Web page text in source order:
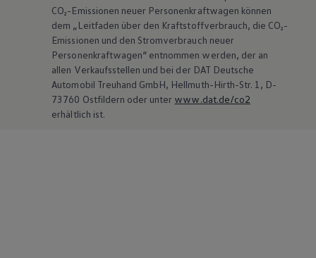
CO₂-Emissionen neuer Personenkraftwagen können
dem „Leitfaden über den Kraftstoffverbrauch, die CO₂-
Emissionen und den Stromverbrauch neuer
Personenkraftwagen“ entnommen werden, der an
allen Verkaufsstellen und bei der DAT Deutsche
Automobil Treuhand GmbH, Hellmuth-Hirth-Str. 1, D-
73760 Ostfildern oder unter www.dat.de/co2
erhältlich ist.